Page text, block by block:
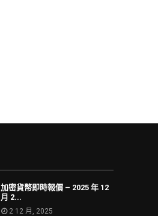
加密貨幣即時報價 – 2025 年 12
月 2...
2 12 月, 2025